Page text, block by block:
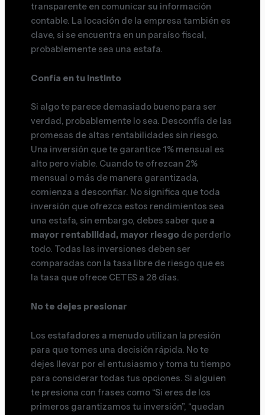
transparente en comunicar su información
contable. La locación de la empresa también es
clave, si se encuentra en un paraíso fiscal,
probablemente sea una estafa.
Confía en tu instinto
Si algo te parece demasiado bueno para ser
verdad, probablemente lo sea. Desconfía de las
promesas de altas rentabilidades sin riesgo.
Una inversión que te garantice 1% mensual es
alto pero viable. Cuando te ofrezcan 2%
mensual o más de manera garantizada,
comienza a desconfiar. No significa que toda
inversión que ofrezca estos rendimientos sea
una estafa, sin embargo, debes saber que a
mayor rentabilidad, mayor riesgo de perderlo
todo. Todas las inversiones deben ser
comparadas con la tasa libre de riesgo que es
la tasa que ofrece CETES a 28 días.
No te dejes presionar
Los estafadores a menudo utilizan la presión
para que tomes una decisión rápida. No te
dejes llevar por el entusiasmo y toma tu tiempo
para considerar todas tus opciones. Si alguien
te presiona con frases como “Si eres de los
primeros garantizamos tu inversión”, “quedan